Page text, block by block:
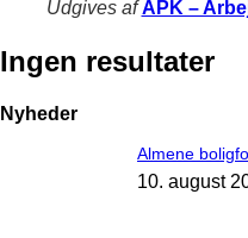
Udgives afAPK –
Ingen resultater
Nyheder
Almene
10. august